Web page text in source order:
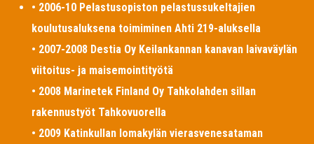
• 2006-10 Pelastusopiston pelastussukeltajien
koulutusaluksena toimiminen Ahti 219-aluksella
• 2007-2008 Destia Oy Keilankannan kanavan laivaväylän
viitoitus- ja maisemointityötä
• 2008 Marinetek Finland Oy Tahkolahden sillan
rakennustyöt Tahkovuorella
• 2009 Katinkullan lomakylän vierasvenesataman